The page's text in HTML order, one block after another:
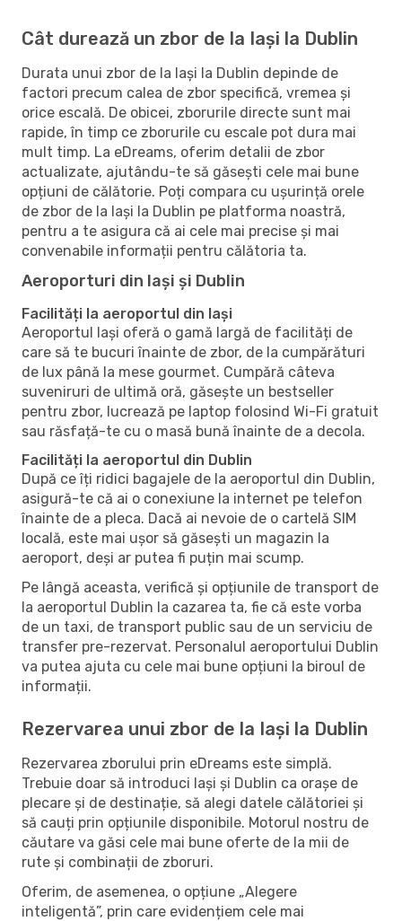
Cât durează un zbor de la Iași la Dublin
Durata unui zbor de la Iași la Dublin depinde de
factori precum calea de zbor specifică, vremea și
orice escală. De obicei, zborurile directe sunt mai
rapide, în timp ce zborurile cu escale pot dura mai
mult timp. La eDreams, oferim detalii de zbor
actualizate, ajutându-te să găsești cele mai bune
opțiuni de călătorie. Poți compara cu ușurință orele
de zbor de la Iași la Dublin pe platforma noastră,
pentru a te asigura că ai cele mai precise și mai
convenabile informații pentru călătoria ta.
Aeroporturi din Iași și Dublin
Facilități la aeroportul din Iași
Aeroportul Iași oferă o gamă largă de facilități de
care să te bucuri înainte de zbor, de la cumpărături
de lux până la mese gourmet. Cumpără câteva
suveniruri de ultimă oră, găsește un bestseller
pentru zbor, lucrează pe laptop folosind Wi-Fi gratuit
sau răsfață-te cu o masă bună înainte de a decola.
Facilități la aeroportul din Dublin
După ce îți ridici bagajele de la aeroportul din Dublin,
asigură-te că ai o conexiune la internet pe telefon
înainte de a pleca. Dacă ai nevoie de o cartelă SIM
locală, este mai ușor să găsești un magazin la
aeroport, deși ar putea fi puțin mai scump.
Pe lângă aceasta, verifică și opțiunile de transport de
la aeroportul Dublin la cazarea ta, fie că este vorba
de un taxi, de transport public sau de un serviciu de
transfer pre-rezervat. Personalul aeroportului Dublin
va putea ajuta cu cele mai bune opțiuni la biroul de
informații.
Rezervarea unui zbor de la Iași la Dublin
Rezervarea zborului prin eDreams este simplă.
Trebuie doar să introduci Iași și Dublin ca orașe de
plecare și de destinație, să alegi datele călătoriei și
să cauți prin opțiunile disponibile. Motorul nostru de
căutare va găsi cele mai bune oferte de la mii de
rute și combinații de zboruri.
Oferim, de asemenea, o opțiune „Alegere
inteligentă”, prin care evidențiem cele mai